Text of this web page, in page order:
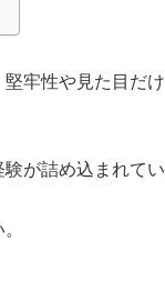
牢性や見た目だ
が詰め込まれてい